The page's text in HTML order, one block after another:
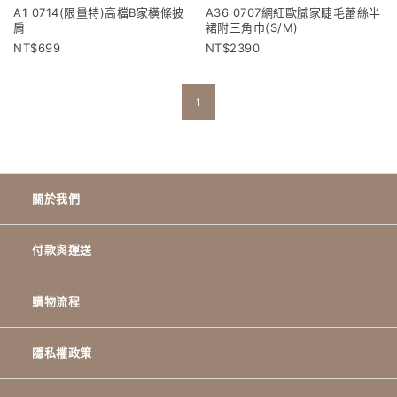
A1 0714(限量特)高檔B家橫條披
肩
699
A36 0707網紅歐膩家睫毛蕾絲半
裙附三角巾(S/M)
2390
1
關於我們
付款與運送
購物流程
隱私權政策